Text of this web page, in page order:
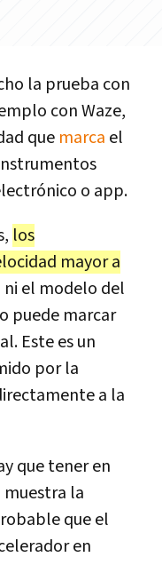
la prueba con
con Waze,
que marca el
o app.
los
mayor a
ni el modelo del
puede marcar
Este es un
por la
a la
que tener en
la
que el
en